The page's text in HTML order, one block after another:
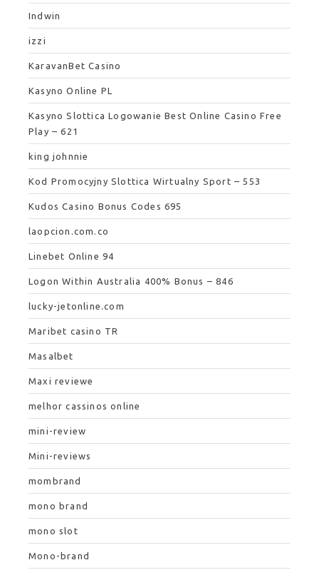
Indwin
izzi
KaravanBet Casino
Kasyno Online PL
Kasyno Slottica Logowanie Best Online Casino Free
Play – 621
king johnnie
Kod Promocyjny Slottica Wirtualny Sport – 553
Kudos Casino Bonus Codes 695
laopcion.com.co
Linebet Online 94
Logon Within Australia 400% Bonus – 846
lucky-jetonline.com
Maribet casino TR
Masalbet
Maxi reviewe
melhor cassinos online
mini-review
Mini-reviews
mombrand
mono brand
mono slot
Mono-brand